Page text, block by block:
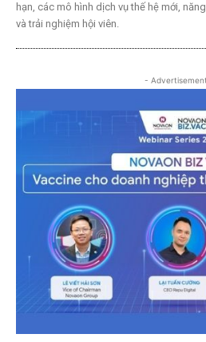
hạn, các mô hình dịch vụ thế hệ mới,
và trải nghiệm hội viên.
-